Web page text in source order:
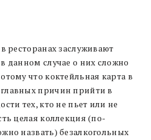
ресторанах заслуживают
данном случае о них сложно
что коктейльная карта в
причин прийти в
тех, кто не пьет или не
целая коллекция (по-
назвать) безалкогольных